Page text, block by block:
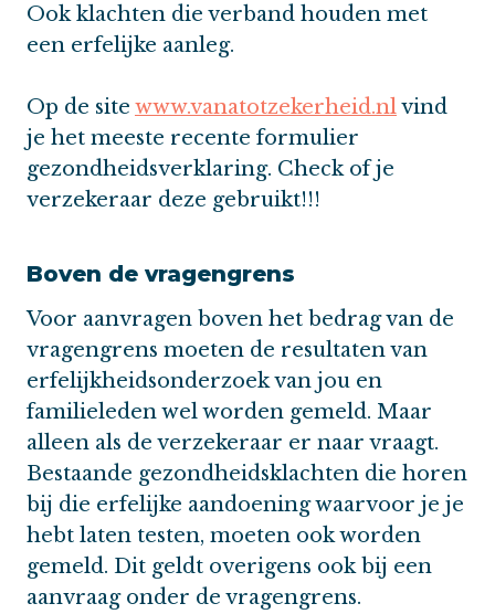
Ook klachten die verband houden met
een erfelijke aanleg.
Op de site www.vanatotzekerheid.nlvind
je het meeste recente formulier
gezondheidsverklaring. Check of je
verzekeraar deze gebruikt!!!
Boven de vragengrens
Voor aanvragen boven het bedrag van de
vragengrens moeten de resultaten van
erfelijkheidsonderzoek van jou en
familieleden wel worden gemeld. Maar
alleen als de verzekeraar er naar vraagt.
Bestaande gezondheidsklachten die horen
bij die erfelijke aandoening waarvoor je je
hebt laten testen, moeten ook worden
gemeld. Dit geldt overigens ook bij een
aanvraag onder de vragengrens.